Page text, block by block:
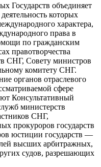
Государств объединяет
которых
характера,
права в
по гражданским
правотворчества
СНГ, Совету министров
комитету СНГ.
органов отраслевого
сфере
Консультативный
министерств
СНГ,
прокуроров государств
юстиции государств —
высших арбитражных,
судов, разрешающих